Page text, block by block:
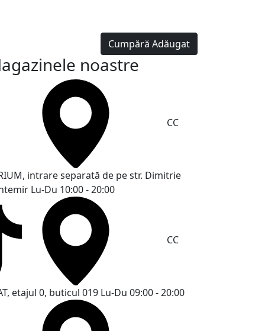
Cumpără Adăugat
noastre
CC
intrare separată de pe str. Dimitrie
Lu-Du 10:00 - 20:00
CC
etajul 0, buticul 019 Lu-Du 09:00 - 20:00